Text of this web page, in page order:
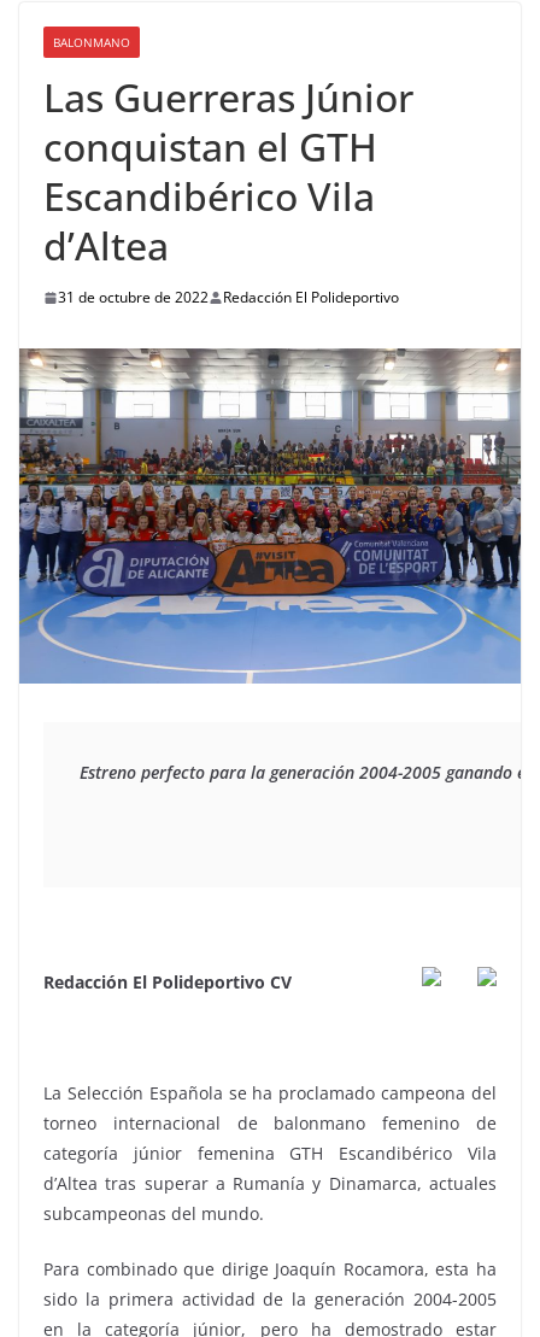
BALONMANO
Las Guerreras Júnior
conquistan el GTH
Escandibérico Vila
d’Altea
31 de octubre de 2022 Redacción El Polideportivo
Estreno perfecto para la generación 2004-2005 ganando
Redacción El Polideportivo CV
La Selección Española se ha proclamado campeona del
torneo internacional de balonmano femenino de
categoría júnior femenina GTH Escandibérico Vila
d’Altea tras superar a Rumanía y Dinamarca, actuales
subcampeonas del mundo.
Para combinado que dirige Joaquín Rocamora, esta ha
sido la primera actividad de la generación 2004-2005
en la categoría júnior, pero ha demostrado estar